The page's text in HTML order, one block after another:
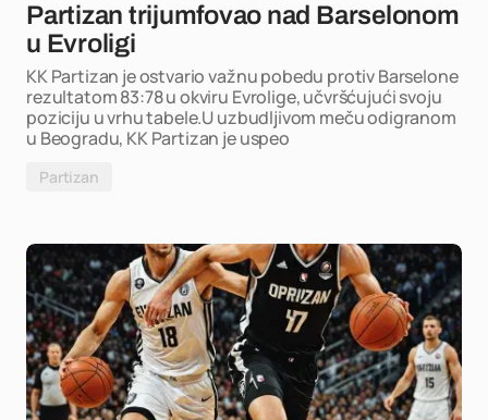
Partizan trijumfovao nad Barselonom
u Evroligi
KK Partizan je ostvario važnu pobedu protiv Barselone
rezultatom 83:78 u okviru Evrolige, učvršćujući svoju
poziciju u vrhu tabele.U uzbudljivom meču odigranom
u Beogradu, KK Partizan je uspeo
Partizan